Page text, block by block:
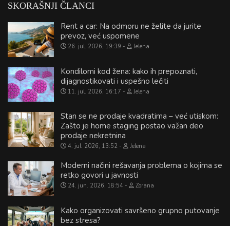
SKORAŠNJI ČLANCI
Rent a car: Na odmoru ne želite da jurite
prevoz, već uspomene
26. jul. 2026, 19:39 Jelena
Kondilomi kod žena: kako ih prepoznati,
dijagnostikovati i uspešno lečiti
11. jul. 2026, 16:17 Jelena
Stan se ne prodaje kvadratima – već utiskom:
Zašto je home staging postao važan deo
prodaje nekretnina
4. jul. 2026, 13:52 Jelena
Moderni načini rešavanja problema o kojima se
retko govori u javnosti
24. jun. 2026, 18:54 Zorana
Kako organizovati savršeno grupno putovanje
bez stresa?